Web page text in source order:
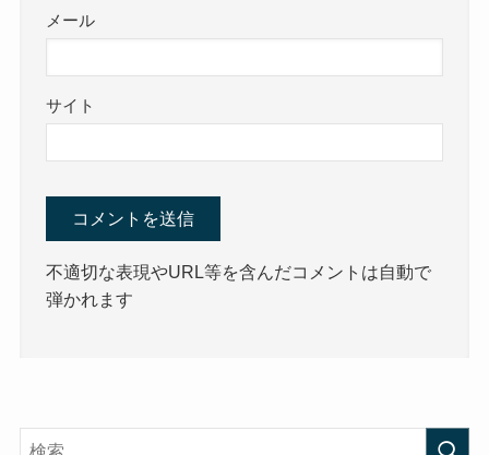
メール
サイト
不適切な表現やURL等を含んだコメントは自動で
弾かれます